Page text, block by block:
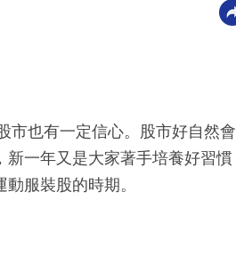
市也有一定信心。股市好自然會
新一年又是大家著手培養好習慣
服裝股的時期。